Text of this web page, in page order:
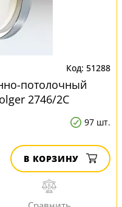
51288
потолочный
2746/2C
97 шт.
В КОРЗИНУ